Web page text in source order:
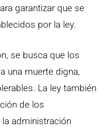
garantizar que se
por la ley.
se busca que los
una muerte digna,
La ley también
de los
administración